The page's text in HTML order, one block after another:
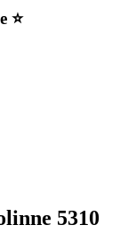
⭐️
5310